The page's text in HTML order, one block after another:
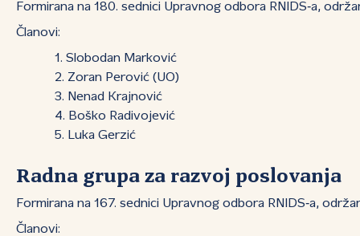
Formirana na 180. sednici Upravnog odbora RNIDS‑a,
Članovi:
Slobodan Marković
Zoran Perović (UO)
Nenad Krajnović
Boško Radivojević
Luka Gerzić
Radna grupa za razvoj poslovanja
Formirana na 167. sednici Upravnog odbora RNIDS‑a,
Članovi: